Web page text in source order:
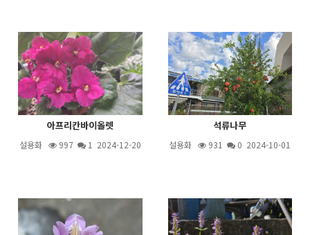
아프리칸바이올렛
설용화 997 1 2024-12-20
석류나무
설용화 931 0 2024-10-01